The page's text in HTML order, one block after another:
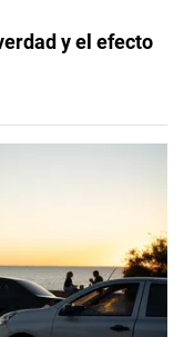
y el efecto